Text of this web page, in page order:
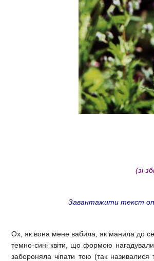
(зі
Завантажити текст
Ох, як вона мене вабила, як манила до
темно-сині квіти, що формою
забороняла чіпати тою (так